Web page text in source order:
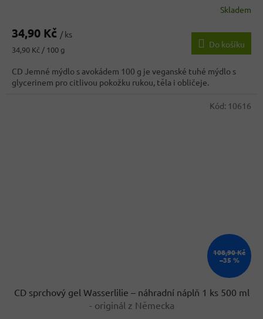
Skladem
34,90 Kč / ks
Měrná
34,90 Kč / 100 g
Do košíku
CD Jemné mýdlo s avokádem 100 g je veganské tuhé mýdlo s
glycerinem pro citlivou pokožku rukou, těla i obličeje.
108,90 Kč
–35 %
CD sprchový gel Wasserlilie – náhradní náplň 1 ks 500 ml
- originál z Německa
Kód: 10616